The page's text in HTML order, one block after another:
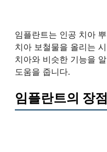
임플란트는 인공 치아
치아 보철물을 올리는
치아와 비슷한 기능을
도움을 줍니다.
임플란트의 장점